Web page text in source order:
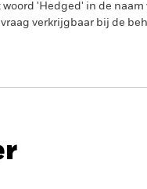
'Hedged' in de naam
verkrijgbaar bij de